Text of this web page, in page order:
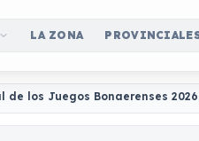
LA ZONA
de los Juegos Bonaerenses